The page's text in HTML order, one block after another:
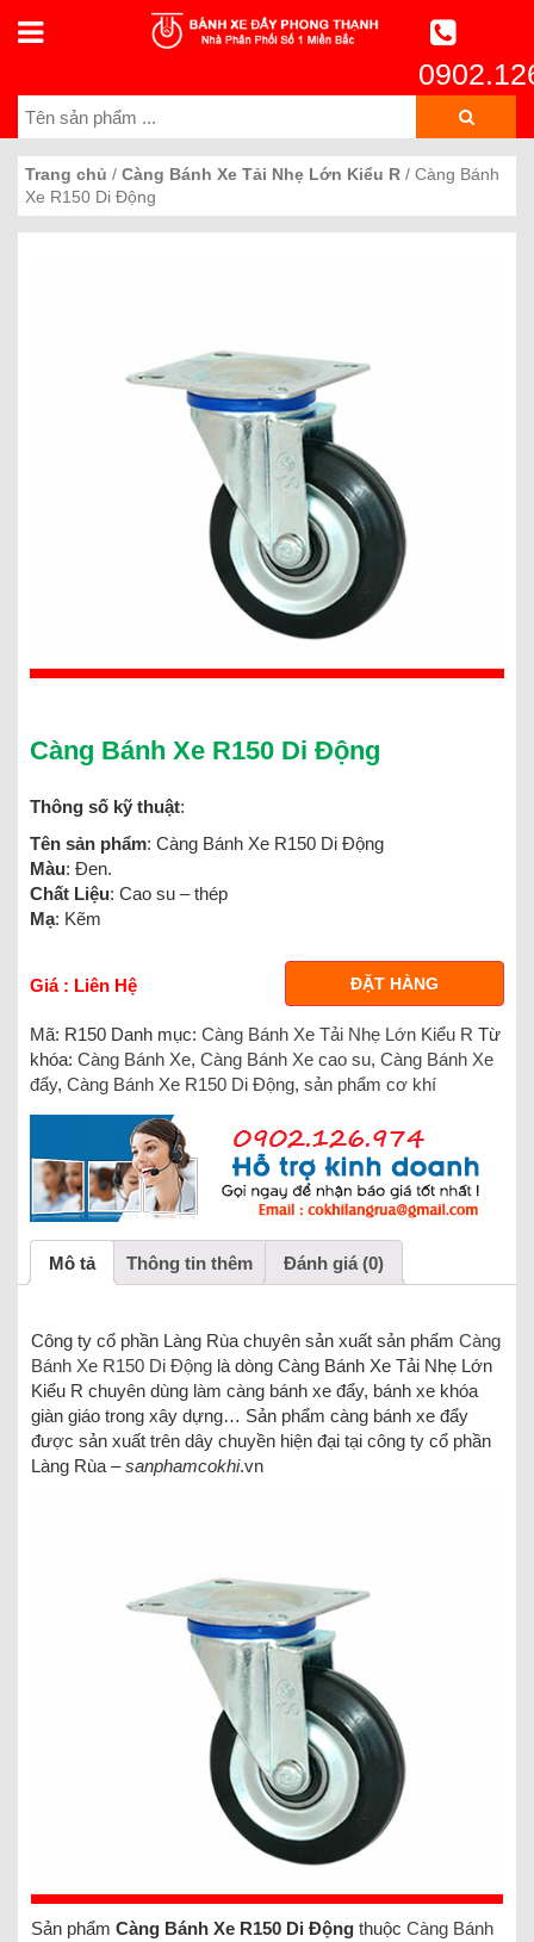
Trang chủ / Càng Bánh Xe Tải Nhẹ Lớn Kiểu R / Càng Bánh
Xe R150 Di Động
Càng Bánh Xe R150 Di Động
Thông số kỹ thuật:
Tên sản phẩm: Càng Bánh Xe R150 Di Động
Màu: Đen.
Chất Liệu: Cao su – thép
Mạ: Kẽm
Giá : Liên Hệ ĐẶT HÀNG
Mã: R150 Danh mục: Càng Bánh Xe Tải Nhẹ Lớn Kiểu R Từ
khóa: Càng Bánh Xe, Càng Bánh Xe cao su, Càng Bánh Xe
đẩy, Càng Bánh Xe R150 Di Động, sản phẩm cơ khí
Mô tả Thông tin thêm Đánh giá (0)
Công ty cổ phần Làng Rùa chuyên sản xuất sản phẩm Càng
Bánh Xe R150 Di Động là dòng Càng Bánh Xe Tải Nhẹ Lớn
Kiểu R chuyên dùng làm càng bánh xe đẩy, bánh xe khóa
giàn giáo trong xây dựng… Sản phẩm càng bánh xe đẩy
được sản xuất trên dây chuyền hiện đại tại công ty cổ phần
Làng Rùa –sanphamcokhi.vn
Sản phẩm Càng Bánh Xe R150 Di Động thuộc Càng Bánh